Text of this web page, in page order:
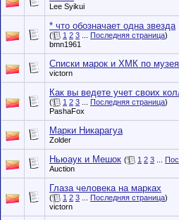
Lee Syikui
* что обозначает одна звезда
( 1 2 3 Последняя страница)
bmn1961
Списки марок и ХМК по
victorn
Как вы ведете учет своих
( 1 2 3 Последняя страница)
PashaFox
Марки Никарагуа
Zolder
Ньюаук и Мешок ( 1 2 3
Auction
Глаза человека на марках
( 1 2 3 Последняя страница)
victorn